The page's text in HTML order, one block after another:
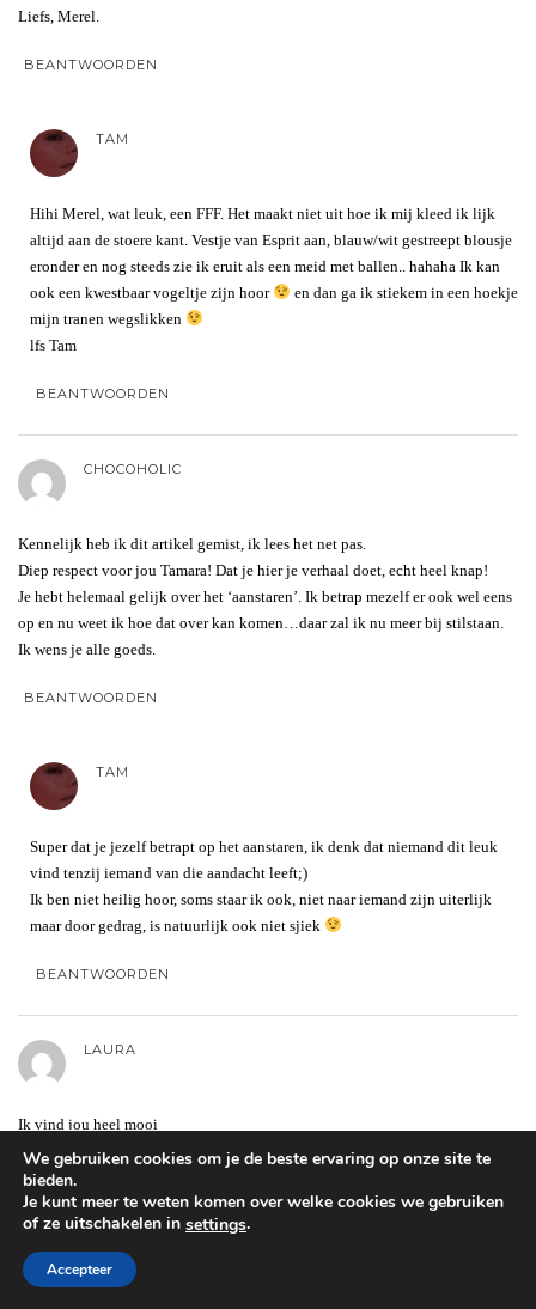
Liefs, Merel.
BEANTWOORDEN
TAM
Hihi Merel, wat leuk, een FFF. Het maakt niet uit hoe ik mij kleed ik lijk
altijd aan de stoere kant. Vestje van Esprit aan, blauw/wit gestreept blousje
eronder en nog steeds zie ik eruit als een meid met ballen.. hahaha Ik kan
ook een kwestbaar vogeltje zijn hoor
en dan ga ik stiekem in een hoekje
mijn tranen wegslikken
lfs Tam
BEANTWOORDEN
CHOCOHOLIC
Kennelijk heb ik dit artikel gemist, ik lees het net pas.
Diep respect voor jou Tamara! Dat je hier je verhaal doet, echt heel knap!
Je hebt helemaal gelijk over het ‘aanstaren’. Ik betrap mezelf er ook wel eens
op en nu weet ik hoe dat over kan komen…daar zal ik nu meer bij stilstaan.
Ik wens je alle goeds.
BEANTWOORDEN
TAM
Super dat je jezelf betrapt op het aanstaren, ik denk dat niemand dit leuk
vind tenzij iemand van die aandacht leeft;)
Ik ben niet heilig hoor, soms staar ik ook, niet naar iemand zijn uiterlijk
maar door gedrag, is natuurlijk ook niet sjiek
BEANTWOORDEN
LAURA
Ik vind jou heel mooi
BEANTWOORDEN
We gebruiken cookies om je de beste ervaring op onze site te
bieden.
Je kunt meer te weten komen over welke cookies we gebruiken
of ze uitschakelen in settings.
Accepteer